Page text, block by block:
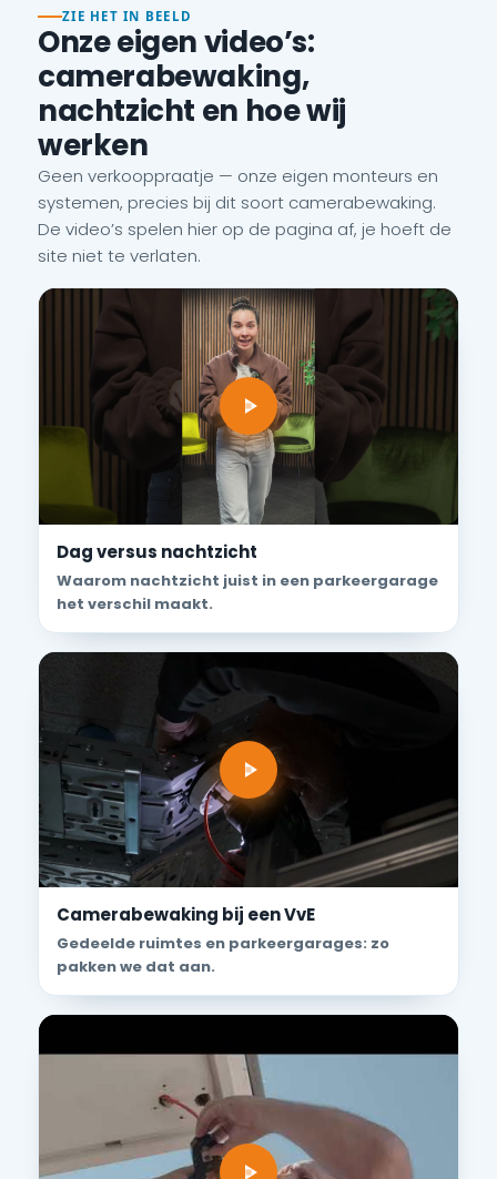
ZIE HET IN BEELD
Onze eigen video’s:
camerabewaking,
nachtzicht en hoe wij
werken
Geen verkooppraatje — onze eigen monteurs en
systemen, precies bij dit soort camerabewaking.
De video’s spelen hier op de pagina af, je hoeft de
site niet te verlaten.
Dag versus nachtzicht
Waarom nachtzicht juist in een parkeergarage
het verschil maakt.
Camerabewaking bij een VvE
Gedeelde ruimtes en parkeergarages: zo
pakken we dat aan.